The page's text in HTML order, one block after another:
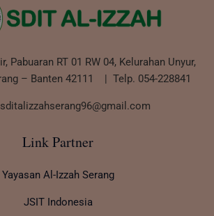
Pabuaran RT 01 RW 04, Kelurahan Unyur,
– Banten 42111 | Telp. 054-228841
Link Partner
Yayasan Al-Izzah Serang
JSIT Indonesia